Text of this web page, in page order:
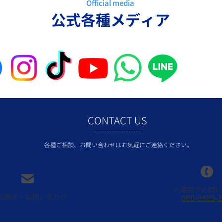
Official media
​公式各種メディア
CONTACT US
各種ご相談、お問い合わせはお気軽にご連絡ください。
請求・お問い合わせ
お電話でお問
080-9489-